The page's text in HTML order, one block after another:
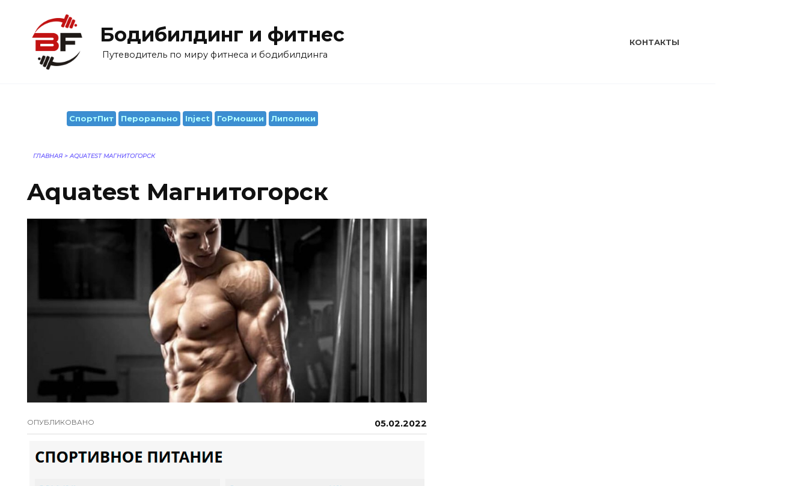
содержанию
Бодибилдинг и фитнес
Путеводитель по миру фитнеса и бодибилдинга
КОНТАКТЫ
СпортПит Перорально Inject ГоРмошки Липолики
ГЛАВНАЯ > AQUATEST МАГНИТОГОРСК
Aquatest Магнитогорск
ОПУБЛИКОВАНО 05.02.2022